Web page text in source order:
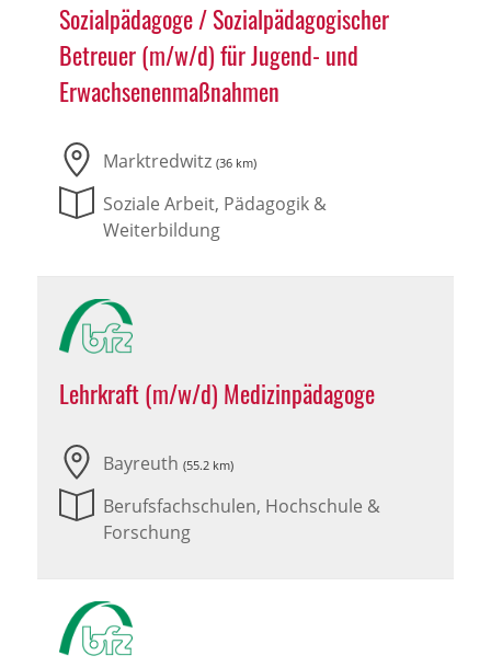
Sozialpädagoge / Sozialpädagogischer
Betreuer (m/w/d) für Jugend- und
Erwachsenenmaßnahmen
Marktredwitz (36 km)
Soziale Arbeit, Pädagogik &
Weiterbildung
Lehrkraft (m/w/d) Medizinpädagoge
Bayreuth (55.2 km)
Berufsfachschulen, Hochschule &
Forschung